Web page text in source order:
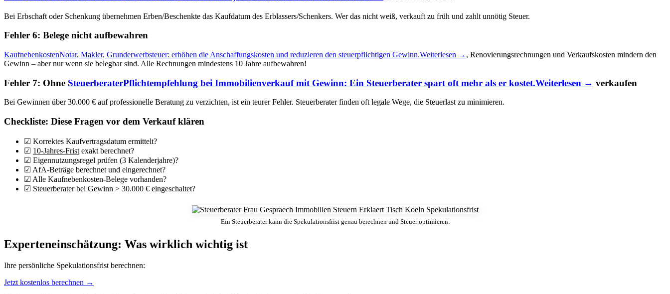
Bei Erbschaft oder Schenkung übernehmen Erben/Beschenkte das Kaufdatum des Erblassers/Schenkers. Wer das nicht weiß, verkauft zu früh und zahlt unnötig Steuer.
Fehler 6: Belege nicht aufbewahren
KaufnebenkostenNotar, Makler, Grunderwerbsteuer: erhöhen die Anschaffungskosten und reduzieren den steuerpflichtigen Gewinn.Weiterlesen → , Renovierungsrechnungen und Verkaufskosten mindern den
Gewinn – aber nur wenn sie belegbar sind. Alle Rechnungen mindestens 10 Jahre aufbewahren!
Fehler 7: Ohne SteuerberaterPflichtempfehlung bei Immobilienverkauf mit Gewinn: Ein Steuerberater spart oft mehr als er kostet.Weiterlesen → verkaufen
Bei Gewinnen über 30.000 € auf professionelle Beratung zu verzichten, ist ein teurer Fehler. Steuerberater finden oft legale Wege, die Steuerlast zu minimieren.
Checkliste: Diese Fragen vor dem Verkauf klären
☑ Korrektes Kaufvertragsdatum ermittelt?
☑ 10-Jahres-Frist exakt berechnet?
☑ Eigennutzungsregel prüfen (3 Kalenderjahre)?
☑ AfA-Beträge berechnet und eingerechnet?
☑ Alle Kaufnebenkosten-Belege vorhanden?
☑ Steuerberater bei Gewinn > 30.000 € eingeschaltet?
Ein Steuerberater kann die Spekulationsfrist genau berechnen und Steuer optimieren.
Experteneinschätzung: Was wirklich wichtig ist
Ihre persönliche Spekulationsfrist berechnen:
Jetzt kostenlos berechnen →